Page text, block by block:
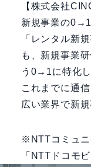
【株式会社
新規事業の
「レンタル新
も、新規事業
う0→1に特化
これまでに通
広い業界で新
※NTTコミュニ
「NTTドコモ